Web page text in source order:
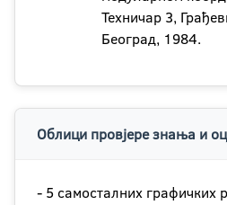
Техничар 3,
Београд, 1984.
Облици провјере знања и
- 5 самосталних графичких